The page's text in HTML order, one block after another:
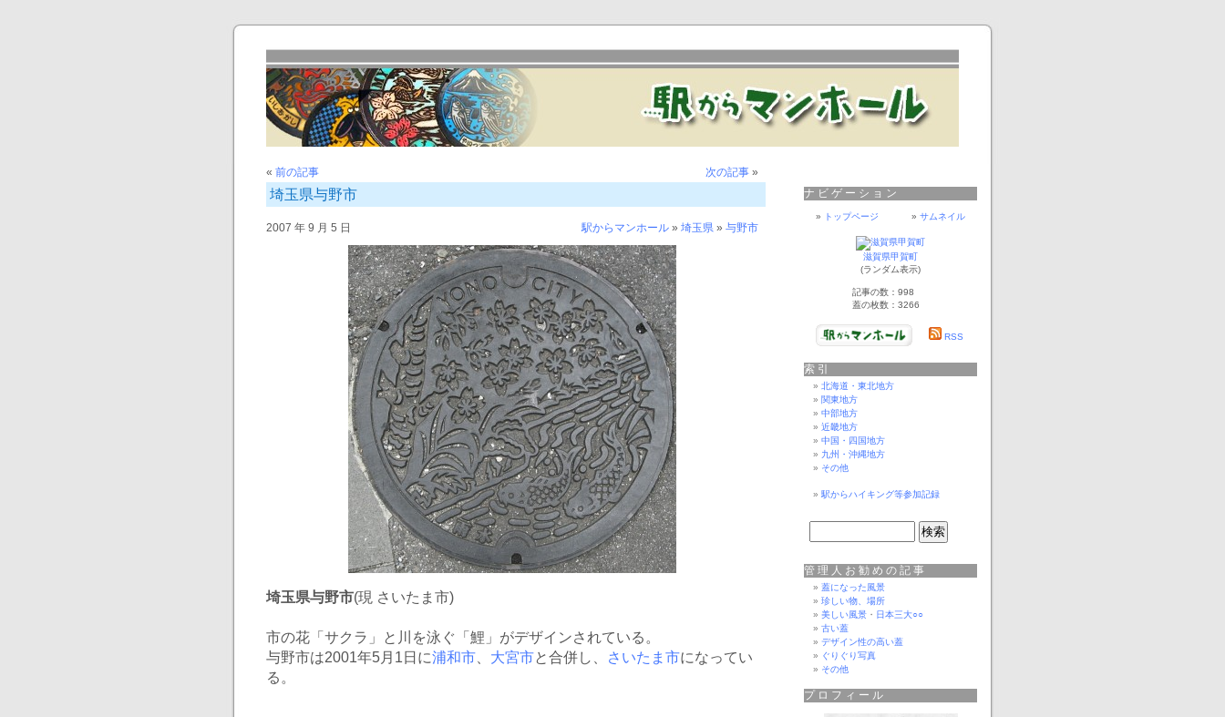
« 前の記事 次の記事 »
埼玉県与野市
2007 年 9 月 5 日 駅からマンホール » 埼玉県 » 与野市
埼玉県与野市(現 さいたま市)
市の花「サクラ」と川を泳ぐ「鯉」がデザインされている。
与野市は2001年5月1日に浦和市 大宮市と合併し、 さいたま市になってい
る。
ナビゲーション
» トップページ » サムネイル
滋賀県甲賀町
(ランダム表示)
記事の数：998
蓋の枚数：3266
RSS
索引
北海道・東北地方
関東地方
中部地方
近畿地方
中国・四国地方
九州・沖縄地方
その他
駅からハイキング等参加記録
管理人お勧めの記事
蓋になった風景
珍しい物、場所
美しい風景 ・ 日本三大○○
古い蓋
デザイン性の高い蓋
ぐりぐり写真
その他
プロフィール